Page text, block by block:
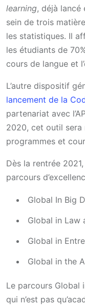
learning, déjà lancé
sein de trois
les statistiques. Il
les étudiants de
cours de langue et
L’autre dispositif
lancement de la
partenariat avec
2020, cet outil sera
programmes et
Dès la rentrée
parcours
Global In Big
Global in Law
Global in
Global in the
Le parcours Global
qui n’est pas